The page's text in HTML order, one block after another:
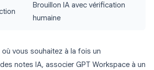
Brouillon IA avec vérification
humaine
vous souhaitez à la fois un
notes IA, associer GPT Workspace à un